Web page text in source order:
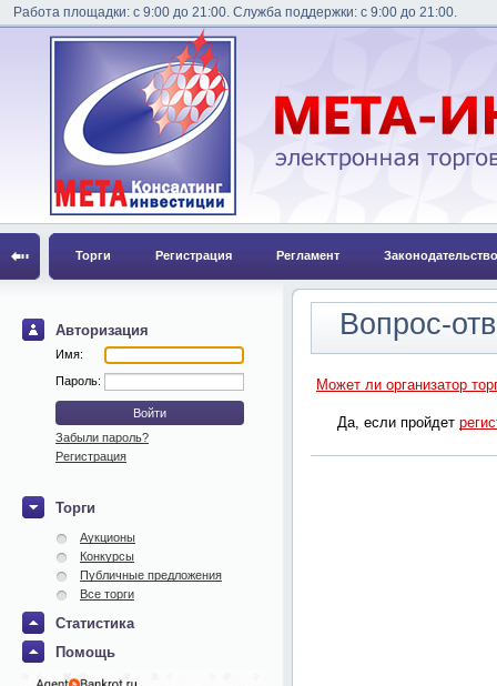
Работа площадки: с 9:00 до 21:00. Служба поддержки: с 9:00 до 21:00.
Торги Регистрация Регламент Законодательство
Авторизация
Имя:
Пароль:
Забыли пароль?
Регистрация
Торги
Аукционы
Конкурсы
Публичные предложения
Все торги
Статистика
Помощь
Вопрос-
Может ли организатор
Да, если пройдет